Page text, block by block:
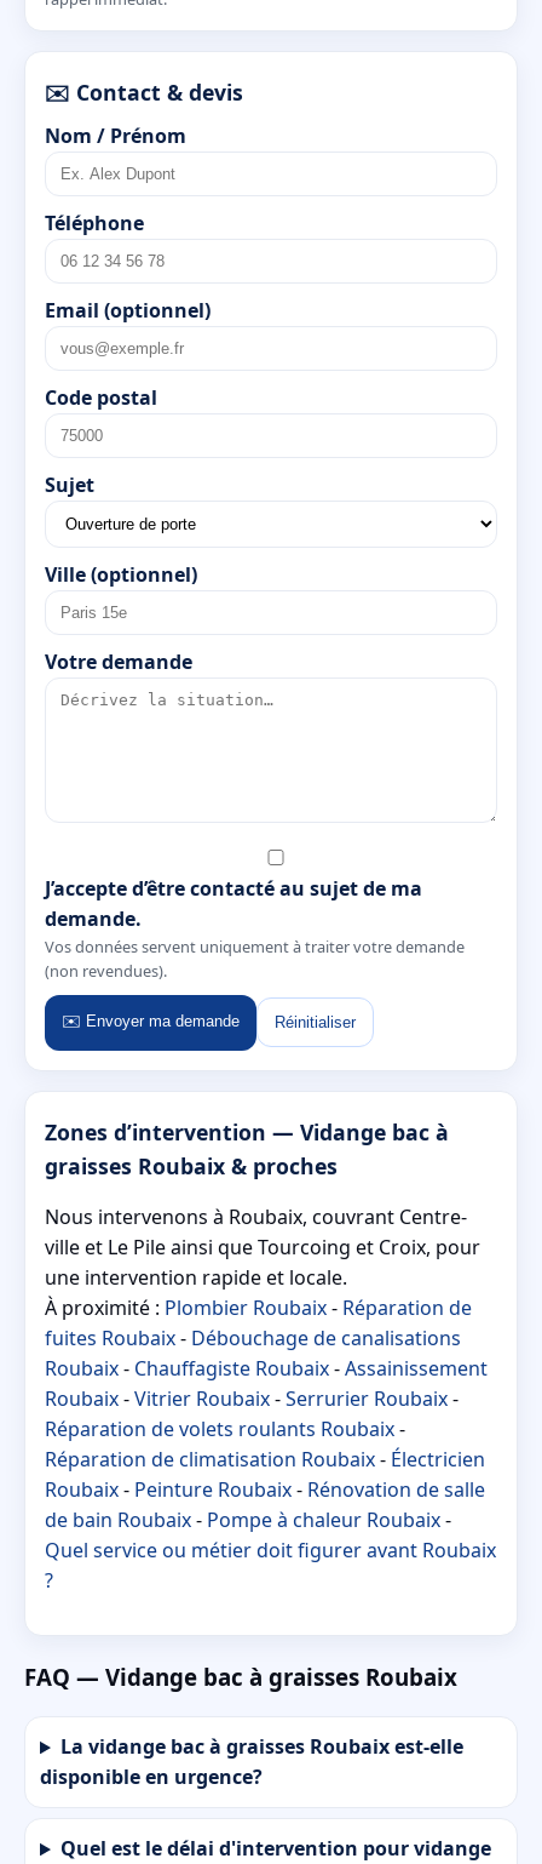
✉️ Contact & devis
Nom / Prénom
Téléphone
Email (optionnel)
Code postal
Sujet
Ville (optionnel)
Votre demande
J’accepte d’être contacté au sujet de ma
demande.
Vos données servent uniquement à traiter votre demande
(non revendues).
✉️ Envoyer ma demande Réinitialiser
Zones d’intervention — Vidange bac à
graisses Roubaix & proches
Nous intervenons à Roubaix, couvrant Centre-
ville et Le Pile ainsi que Tourcoing et Croix, pour
une intervention rapide et locale.
À proximité : Plombier Roubaix- Réparation de
fuites Roubaix- Débouchage de canalisations
Roubaix- Chauffagiste Roubaix-Assainissement
Roubaix-Vitrier Roubaix-Serrurier Roubaix-
Réparation de volets roulants Roubaix-
Réparation de climatisation Roubaix- Électricien
Roubaix- Peinture Roubaix- Rénovation de salle
de bain Roubaix- Pompe à chaleur Roubaix-
Quel service ou métier doit figurer avant Roubaix
?
FAQ — Vidange bac à graisses Roubaix
La vidange bac à graisses Roubaix est-elle
disponible en urgence?
Quel est le délai d'intervention pour vidange